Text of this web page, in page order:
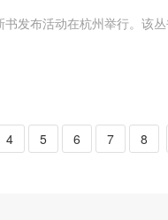
发布活动在杭州举行。该
4 5 6 7 8